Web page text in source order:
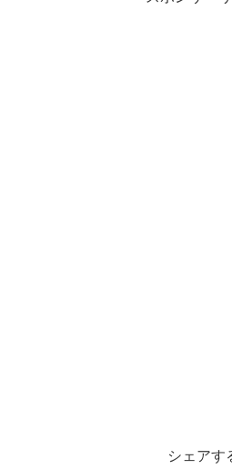
シェアす